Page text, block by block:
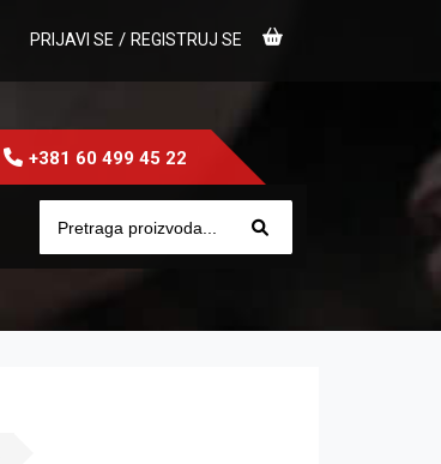
PRIJAVI SE / REGISTRUJ SE
+381 60 499 45 22